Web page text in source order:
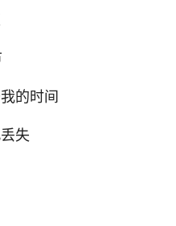
的时间
失